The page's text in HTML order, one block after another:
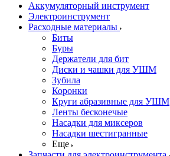
Аккумуляторный инструмент
Электроинструмент
Расходные материалы
Биты
Буры
Держатели для бит
Диски и чашки для УШМ
Зубила
Коронки
Круги абразивные для УШМ
Ленты бесконечые
Насадки для миксеров
Насадки шестигранные
Еще